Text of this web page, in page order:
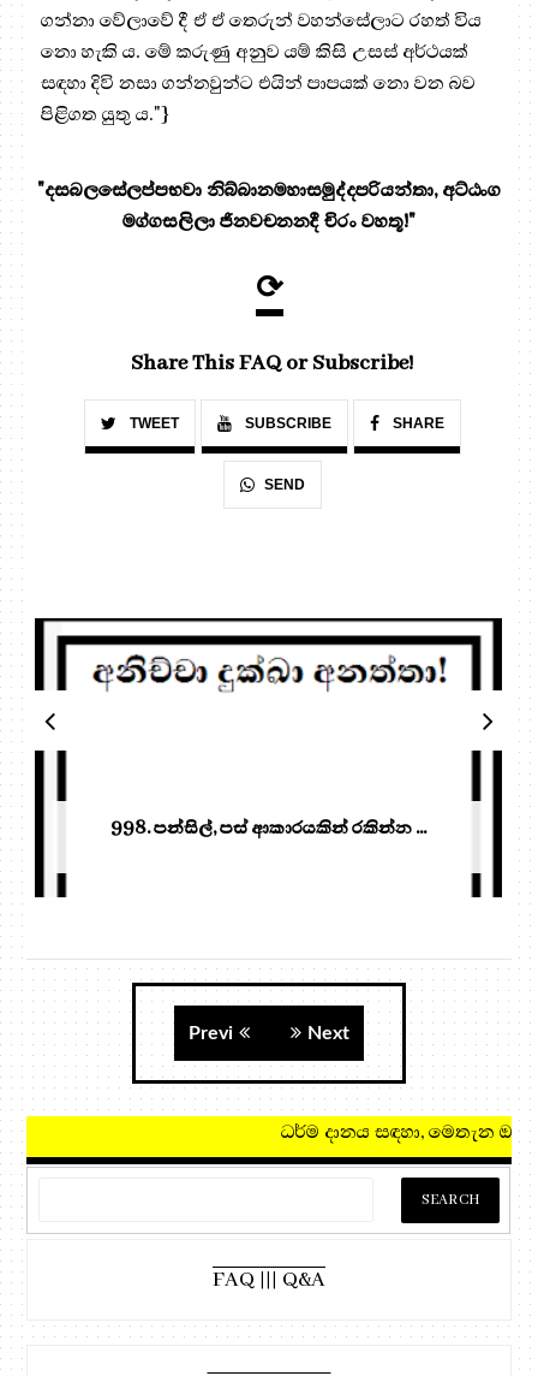
ගන්නා වේලාවේ දී ඒ ඒ තෙරුන් වහන්සේලාට රහත් විය
නො හැකි ය. මේ කරුණු අනුව යම් කිසි උසස් අර්ථයක්
සඳහා දිවි නසා ගන්නවුන්ට එයින් පාපයක් නො වන බව
පිළිගත යුතු ය."}
"දසබලසේලප්පභවා නිබ්බානමහාසමුද්දපරියන්තා, අට්ඨංග
මග්ගසලිලා ජිනවචනනදී චිරං වහතූ!"
⟳
Share This FAQ or Subscribe!
TWEET SUBSCRIBE SHARE
SEND
998. පන්සිල්, පස් ආකාරයකින් රකින්න ...
Next
Previ
ධර්ම දානය සඳහා, මෙතැන
FAQ ||| Q&A